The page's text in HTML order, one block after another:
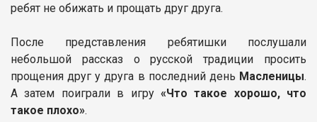
ребят не обижать и прощать друг друга.
После представления ребятишки послушали
небольшой рассказ о русской традиции просить
прощения друг у друга в последний день Масленицы.
А затем поиграли в игру«Что такое хорошо, что
такое плохо».